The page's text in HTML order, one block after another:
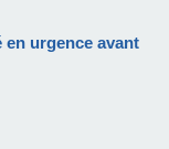
en urgence avant